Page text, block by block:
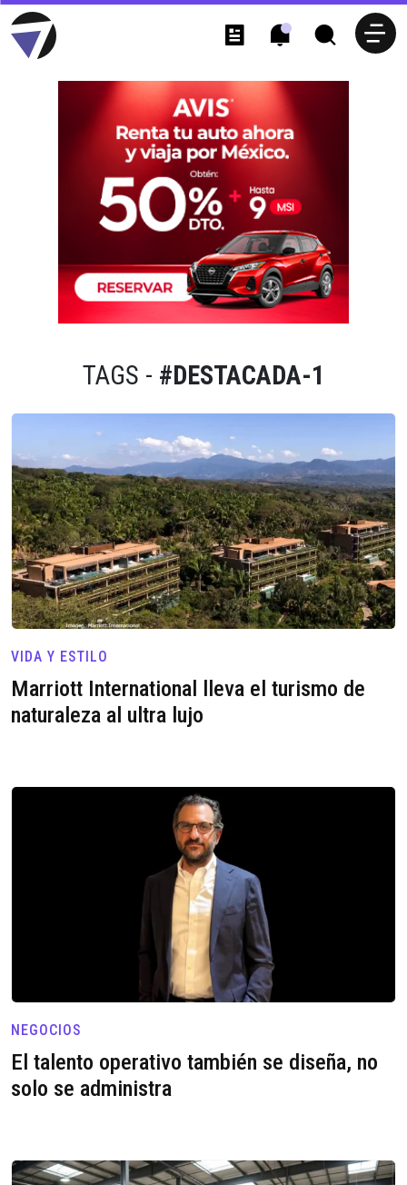
TAGS - #DESTACADA-1
VIDA Y ESTILO
Marriott International lleva el turismo de
naturaleza al ultra lujo
NEGOCIOS
El talento operativo también se diseña, no
solo se administra